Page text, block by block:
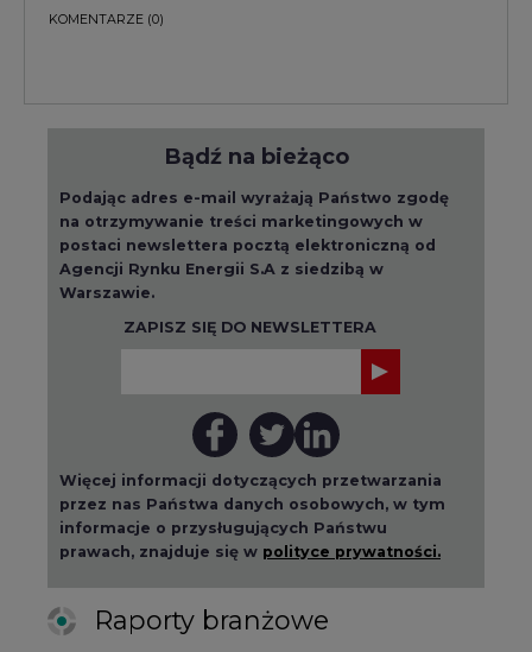
KOMENTARZE (0)
Bądź na bieżąco
Podając adres e-mail wyrażają Państwo zgodę
na otrzymywanie treści marketingowych w
postaci newslettera pocztą elektroniczną od
Agencji Rynku Energii S.A z siedzibą w
Warszawie.
ZAPISZ SIĘ DO NEWSLETTERA
Więcej informacji dotyczących przetwarzania
przez nas Państwa danych osobowych, w tym
informacje o przysługujących Państwu
prawach, znajduje się w polityce prywatności.
Raporty branżowe